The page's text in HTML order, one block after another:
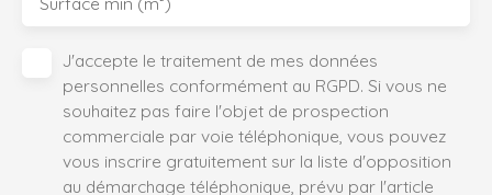
J'accepte le traitement de mes données
personnelles conformément au RGPD. Si vous ne
souhaitez pas faire l'objet de prospection
commerciale par voie téléphonique, vous pouvez
vous inscrire gratuitement sur la liste d'opposition
au démarchage téléphonique, prévu par l'article